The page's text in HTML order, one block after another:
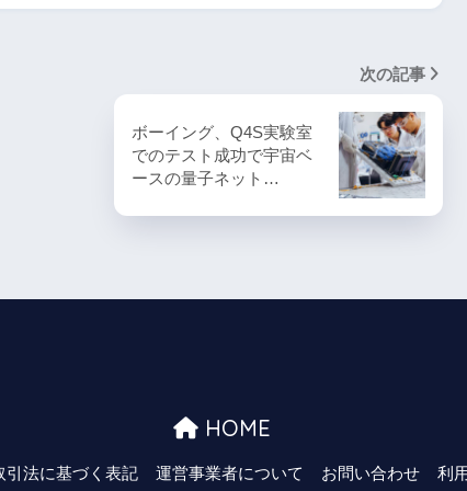
次の記事
ボーイング、Q4S実験室
でのテスト成功で宇宙ベ
ースの量子ネット…
HOME
引法に基づく表記 運営事業者について お問い合わせ 利